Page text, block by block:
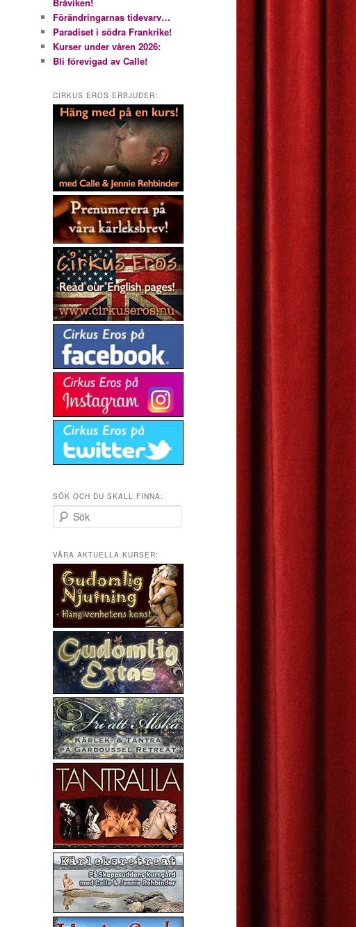
Förändringarnas tidevarv…
Paradiset i södra Frankrike!
Kurser under våren 2026:
Bli förevigad av Calle!
CIRKUS EROS ERBJUDER:
SÖK OCH DU SKALL FINNA:
ö
VÅRA AKTUELLA KURSER: